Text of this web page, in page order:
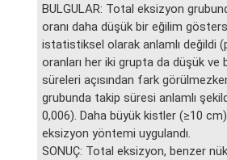
BULGULAR: Total eksizyon
oranı daha düşük bir eğilim
istatistiksel olarak anlamlı değildi
oranları her iki grupta da düşük ve
süreleri açısından fark
grubunda takip süresi anlamlı
0,006). Daha büyük kistler (≥10
eksizyon yöntemi uygulandı.
SONUÇ: Total eksizyon, benzer